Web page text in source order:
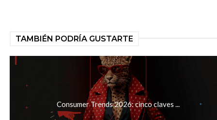
TAMBIÉN PODRÍA GUSTARTE
Consumer Trends 2026: cinco claves ...